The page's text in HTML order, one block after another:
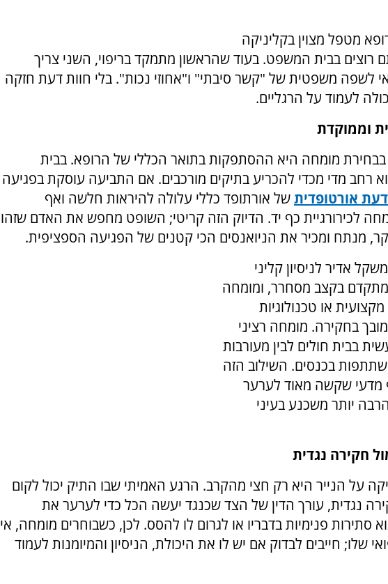
מטפל מצוין בקליניקה
בבית המשפט. בעוד שהראשון מתמקד בריפוי, השני צריך
לשפה משפטית של "קשר סיבתי" ו"אחוזי נכות". בלי חוות דעת חזקה
לעמוד על הרגליים.
בבחירת מומחה היא ההסתפקות בתואר הכללי של הרופא. בבית
רחב מדי מכדי להכריע בתיקים מורכבים. אם התביעה עוסקת בפגיעה
אורטופדיתשל אורתופד כללי עלולה להיראות חלשה ואף
לכירורגיית כף יד. הדיוק הזה קריטי; השופט מחפש את האדם שזהו
מנתח ומכיר את הניואנסים הכי קטנים של הפגיעה הספציפית.
אדיר לניסיון קליני
מתקדם בקצב מסחרר, ומומחה
או טכנולוגיות
בחקירה. מומחה רציני
בבית חולים לבין מעורבות
בכנסים. השילוב הזה
מדעי שקשה מאוד לערער
יותר משכנע בעיני
על הנייר היא רק חצי מהקרב. הרגע האמיתי שבו התיק יכול לקום
נגדית, עורך הדין של הצד שכנגד יעשה הכל כדי לערער את
פנימיות בדבריו או לגרום לו להסס. לכן, כשבוחרים מומחה, אי
חייבים לבדוק אם יש לו את היכולת, הניסיון והמיומנות לעמוד